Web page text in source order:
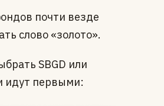
почти везде
слово «золото».
SBGD или
идут первыми: